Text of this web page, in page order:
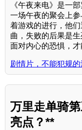
《午夜来电》是一
一场午夜的聚会上
着游戏的进行，他
曲，失败的后果是
面对内心的恐惧，才
剧情片，不能犯规
万里走单骑
亮点？**